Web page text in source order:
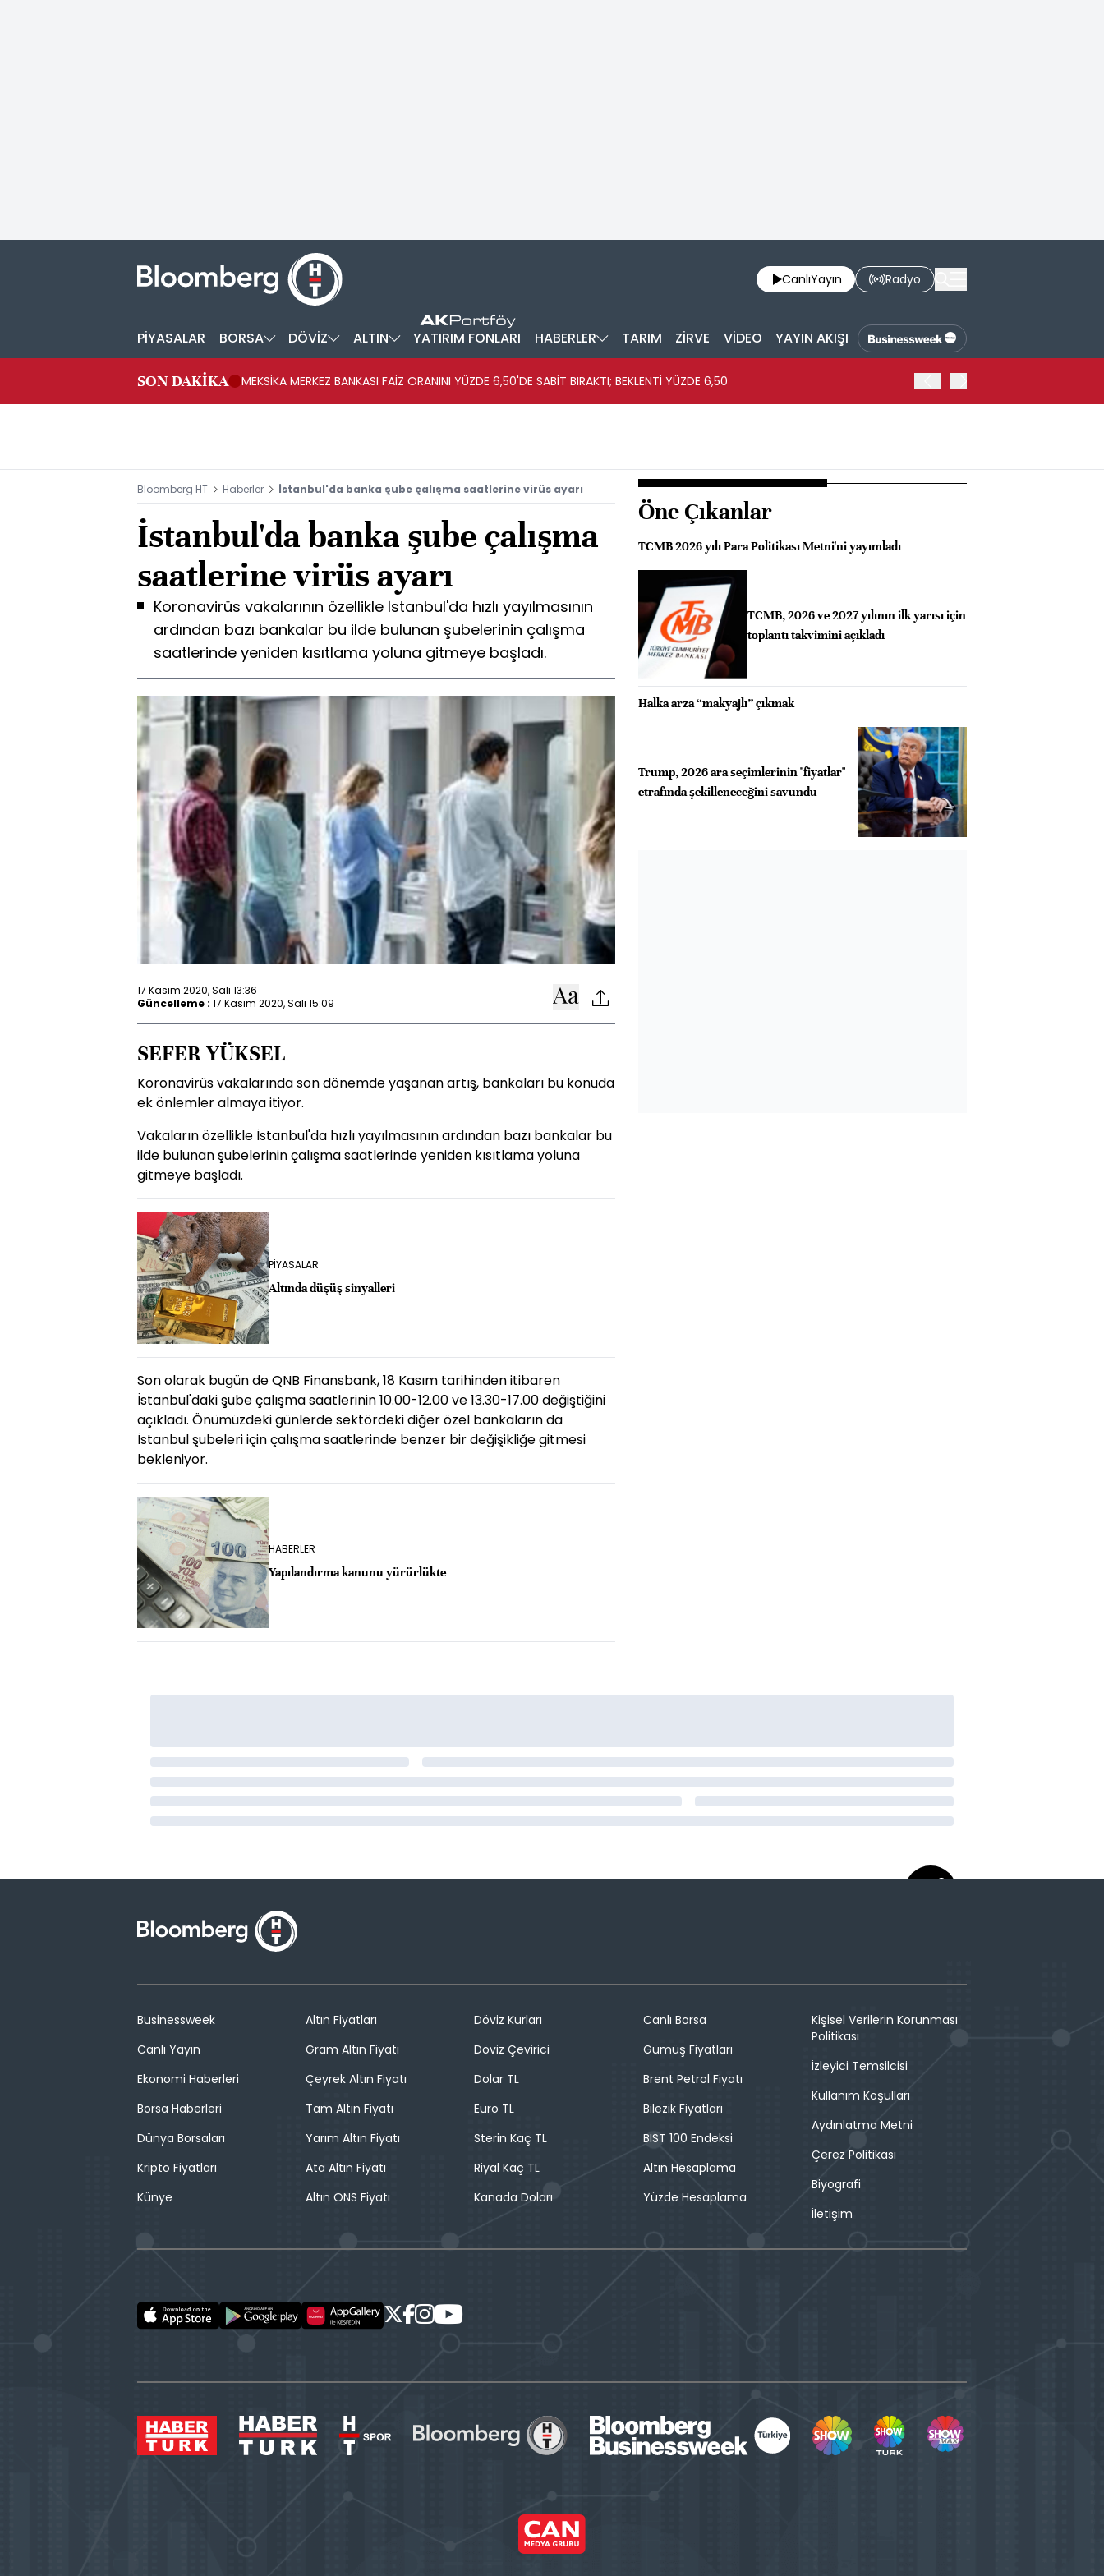
CanlıYayın Radyo
PİYASALAR BORSA DÖVİZ ALTIN YATIRIM FONLARI HABERLER TARIM ZİRVE VİDEO YAYIN AKIŞI
SON DAKİKA MEKSİKA MERKEZ BANKASI FAİZ ORANINI YÜZDE 6,50'DE SABİT BIRAKTI; BEKLENTİ YÜZDE 6,50
Bloomberg HT Haberler İstanbul'da banka şube çalışma saatlerine virüs ayarı
İstanbul'da banka şube çalışma
saatlerine virüs ayarı
Koronavirüs vakalarının özellikle İstanbul'da hızlı yayılmasının
ardından bazı bankalar bu ilde bulunan şubelerinin çalışma
saatlerinde yeniden kısıtlama yoluna gitmeye başladı.
17 Kasım 2020, Salı 13:36
Güncelleme : 17 Kasım 2020, Salı 15:09
SEFER YÜKSEL
Koronavirüs vakalarında son dönemde yaşanan artış, bankaları bu konuda
ek önlemler almaya itiyor.
Vakaların özellikle İstanbul'da hızlı yayılmasının ardından bazı bankalar bu
ilde bulunan şubelerinin çalışma saatlerinde yeniden kısıtlama yoluna
gitmeye başladı.
PİYASALAR
Altında düşüş sinyalleri
Son olarak bugün de QNB Finansbank, 18 Kasım tarihinden itibaren
İstanbul'daki şube çalışma saatlerinin 10.00-12.00 ve 13.30-17.00 değiştiğini
açıkladı. Önümüzdeki günlerde sektördeki diğer özel bankaların da
İstanbul şubeleri için çalışma saatlerinde benzer bir değişikliğe gitmesi
bekleniyor.
HABERLER
Yapılandırma kanunu yürürlükte
Öne Çıkanlar
TCMB 2026 yılı Para Politikası Metni'ni yayımladı
TCMB, 2026 ve 2027 yılının ilk yarısı için
toplantı takvimini açıkladı
Halka arza “makyajlı” çıkmak
Trump, 2026 ara seçimlerinin "fiyatlar"
etrafında şekilleneceğini savundu
Businessweek
Canlı Yayın
Ekonomi Haberleri
Borsa Haberleri
Dünya Borsaları
Kripto Fiyatları
Künye
Altın Fiyatları
Gram Altın Fiyatı
Çeyrek Altın Fiyatı
Tam Altın Fiyatı
Yarım Altın Fiyatı
Ata Altın Fiyatı
Altın ONS Fiyatı
Döviz Kurları
Döviz Çevirici
Dolar TL
Euro TL
Sterin Kaç TL
Riyal Kaç TL
Kanada Doları
Canlı Borsa
Gümüş Fiyatları
Brent Petrol Fiyatı
Bilezik Fiyatları
BIST 100 Endeksi
Altın Hesaplama
Yüzde Hesaplama
Kişisel Verilerin Korunması
Politikası
İzleyici Temsilcisi
Kullanım Koşulları
Aydınlatma Metni
Çerez Politikası
Biyografi
İletişim